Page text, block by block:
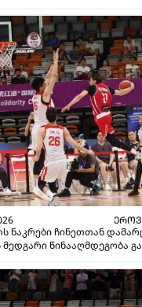
ნაკრები ჩინეთთან
მედგარი წინააღმდეგობა